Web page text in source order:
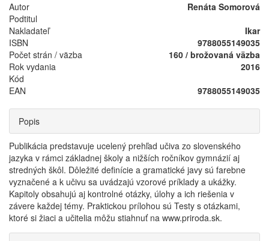
Autor
Renáta Somorová
Podtitul
Nakladateľ
Ikar
ISBN
9788055149035
Počet strán / väzba
160 / brožovaná väzba
Rok vydania
2016
Kód
EAN
9788055149035
Popis
Publikácia predstavuje ucelený prehľad učiva zo slovenského
jazyka v rámci základnej školy a nižších ročníkov gymnázií aj
stredných škôl. Dôležité definície a gramatické javy sú farebne
vyznačené a k učivu sa uvádzajú vzorové príklady a ukážky.
Kapitoly obsahujú aj kontrolné otázky, úlohy a ich riešenia v
závere každej témy. Praktickou prílohou sú Testy s otázkami,
ktoré si žiaci a učitelia môžu stiahnuť na www.priroda.sk.